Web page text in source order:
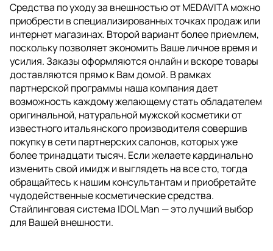
Средства по уходу за внешностью от MEDAVITA можно
приобрести в специализированных точках продаж или
интернет магазинах. Второй вариант более приемлем,
поскольку позволяет экономить Ваше личное время и
усилия. Заказы оформляются онлайн и вскоре товары
доставляются прямо к Вам домой. В рамках
партнерской программы наша компания дает
возможность каждому желающему стать обладателем
оригинальной, натуральной мужской косметики от
известного итальянского производителя совершив
покупку в сети партнерских салонов, которых уже
более тринадцати тысяч. Если желаете кардинально
изменить свой имидж и выглядеть на все сто, тогда
обращайтесь к нашим консультантам и приобретайте
чудодейственные косметические средства.
Стайлинговая система IDOL Man — это лучший выбор
для Вашей внешности.